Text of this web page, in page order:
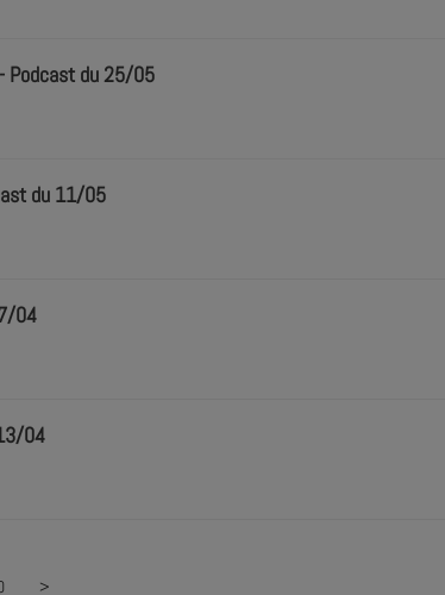
Podcast du 25/05
du 11/05
04
04
>